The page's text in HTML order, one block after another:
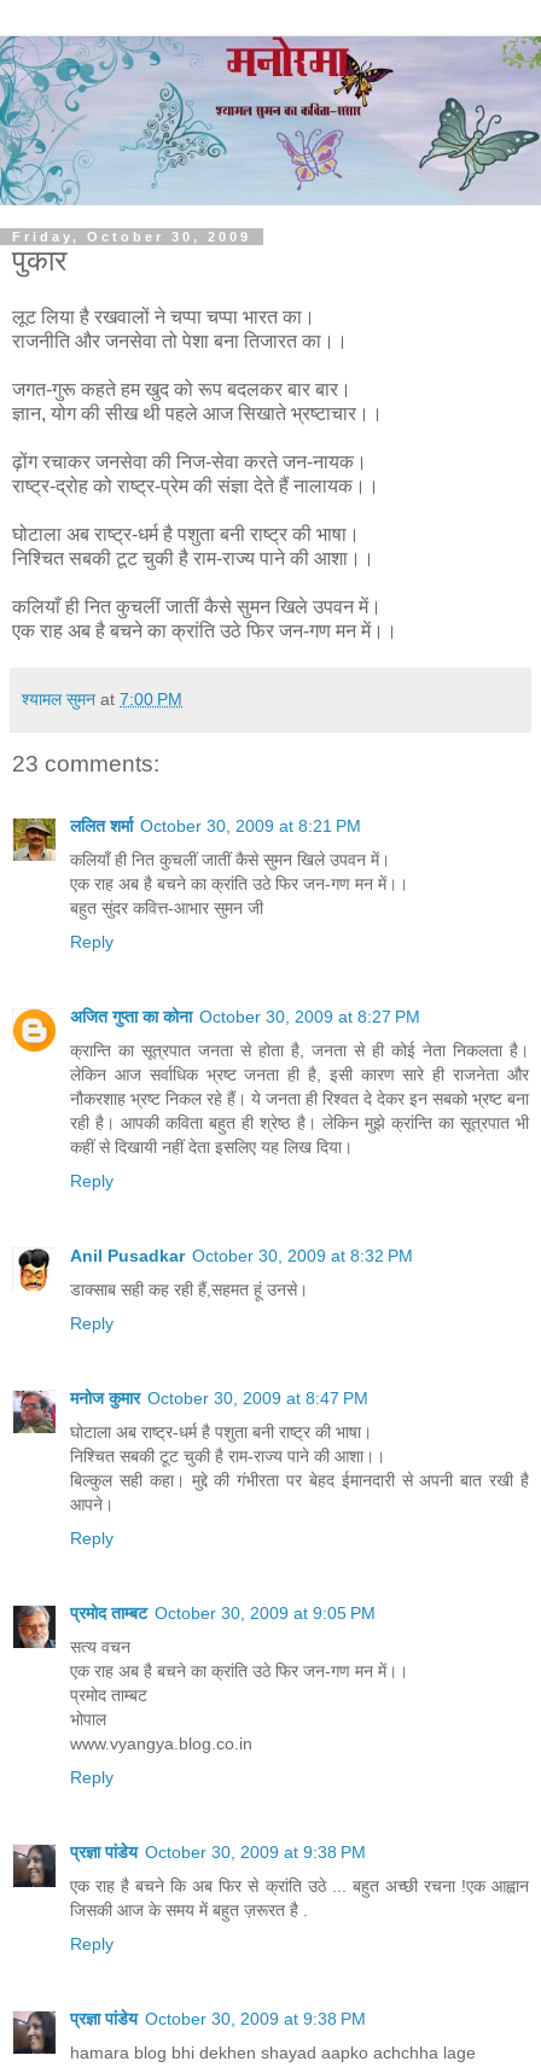
Friday, October 30, 2009
पुकार
लूट लिया है रखवालों ने चप्पा चप्पा भारत का।
राजनीति और जनसेवा तो पेशा बना तिजारत का।।
जगत-गुरू कहते हम खुद को रूप बदलकर बार बार।
ज्ञान, योग की सीख थी पहले आज सिखाते भ्रष्टाचार।।
ढ़ोंग रचाकर जनसेवा की निज-सेवा करते जन-नायक।
राष्ट्र-द्रोह को राष्ट्र-प्रेम की संज्ञा देते हैं नालायक।।
घोटाला अब राष्ट्र-धर्म है पशुता बनी राष्ट्र की भाषा।
निश्चित सबकी टूट चुकी है राम-राज्य पाने की आशा।।
कलियाँ ही नित कुचलीं जातीं कैसे सुमन खिले उपवन में।
एक राह अब है बचने का क्रांति उठे फिर जन-गण मन में।।
श्यामल सुमन at 7:00 PM
23 comments:
ललित शर्मा October 30, 2009 at 8:21 PM
कलियाँ ही नित कुचलीं जातीं कैसे सुमन खिले उपवन में।
एक राह अब है बचने का क्रांति उठे फिर जन-गण मन में।।
बहुत सुंदर कवित्त-आभार सुमन जी
Reply
अजित गुप्ता का कोना October 30, 2009 at 8:27 PM
क्रान्ति का सूत्रपात जनता से होता है, जनता से ही कोई नेता निकलता है।
लेकिन आज सर्वाधिक भ्रष्‍ट जनता ही है, इसी कारण सारे ही राजनेता और
नौकरशाह भ्रष्‍ट निकल रहे हैं। ये जनता ही रिश्‍वत दे देकर इन सबको भ्रष्‍ट बना
रही है। आपकी कविता बहुत ही श्रेष्‍ठ है। लेकिन मुझे क्रांन्ति का सूत्रपात भी
कहीं से दिखायी नहीं देता इसलिए यह लिख दिया।
Reply
Anil Pusadkar October 30, 2009 at 8:32 PM
डाक्साब सही कह रही हैं,सहमत हूं उनसे।
Reply
मनोज कुमार October 30, 2009 at 8:47 PM
घोटाला अब राष्ट्र-धर्म है पशुता बनी राष्ट्र की भाषा।
निश्चित सबकी टूट चुकी है राम-राज्य पाने की आशा।।
बिल्कुल सही कहा। मुद्दे की गंभीरता पर बेहद ईमानदारी से अपनी बात रखी है
आपने।
Reply
प्रमोद ताम्बट October 30, 2009 at 9:05 PM
सत्य वचन
एक राह अब है बचने का क्रांति उठे फिर जन-गण मन में।।
प्रमोद ताम्बट
भोपाल
www.vyangya.blog.co.in
Reply
प्रज्ञा पांडेय October 30, 2009 at 9:38 PM
एक राह है बचने कि अब फिर से क्रांति उठे ... बहुत अच्छी रचना !एक आह्वान
जिसकी आज के समय में बहुत ज़रूरत है .
Reply
प्रज्ञा पांडेय October 30, 2009 at 9:38 PM
hamara blog bhi dekhen shayad aapko achchha lage